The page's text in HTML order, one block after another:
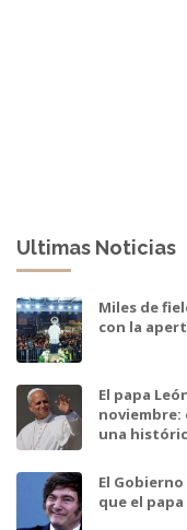
Ultimas Noticias
Miles de
con la
El papa
una
El
que el